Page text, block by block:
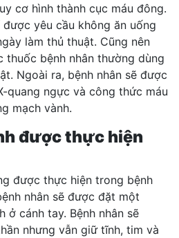
cơ hình thành cục máu đông.
yêu cầu không ăn uống
làm thủ thuật. Cũng nên
thuốc bệnh nhân thường dùng
Ngoài ra, bệnh nhân sẽ được
quang ngực và công thức máu
mạch vành.
được thực hiện
được thực hiện trong bệnh
nhân sẽ được đặt một
ở cánh tay. Bệnh nhân sẽ
nhưng vẫn giữ tĩnh, tim và